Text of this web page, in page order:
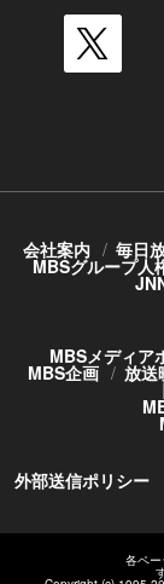
会社案内 毎日
MBSグループ人
MBSメディア
MBS企画 放送
外部送信ポリシー
各ペー